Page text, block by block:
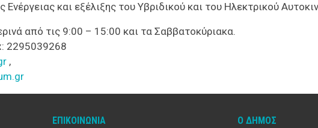
Ενέργειας και εξέλιξης του Υβριδικού και του Ηλεκτρικού
από τις 9:00 – 15:00 και τα Σαββατοκύριακα.
2295039268
,
ΕΠΙΚΟΙΝΩΝΊΑ Ο ΔΉΜΟΣ